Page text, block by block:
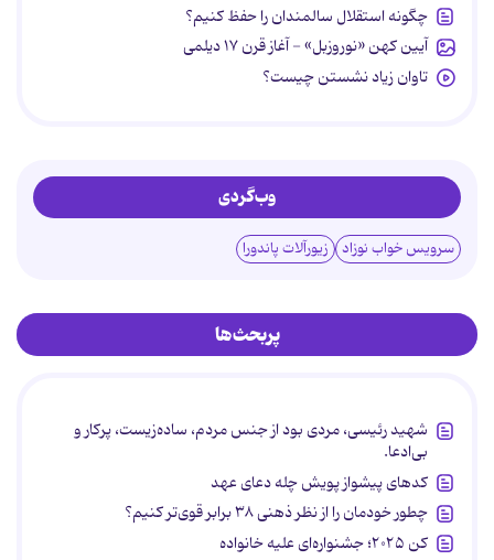
چگونه استقلال سالمندان را حفظ کنیم؟
آیین کهن «نوروزبل» - آغاز قرن ۱۷ دیلمی
تاوان زیاد نشستن چیست؟
وب‌گردی
سرویس خواب نوزاد زیورآلات پاندورا
پربحث‌ها
شهید رئیسی، مردی بود از جنس مردم، ساده‌زیست، پرکار و
بی‌ادعا.
کدهای پیشواز پویش چله دعای عهد
چطور خودمان را از نظر ذهنی ۳۸ برابر قوی‌تر کنیم؟
کن ۲۰۲۵؛ جشنواره‌ای علیه خانواده